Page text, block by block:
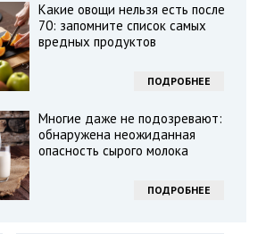
Какие овощи нельзя есть после
70: запомните список самых
вредных продуктов
ПОДРОБНЕЕ
Многие даже не подозревают:
обнаружена неожиданная
опасность сырого молока
ПОДРОБНЕЕ